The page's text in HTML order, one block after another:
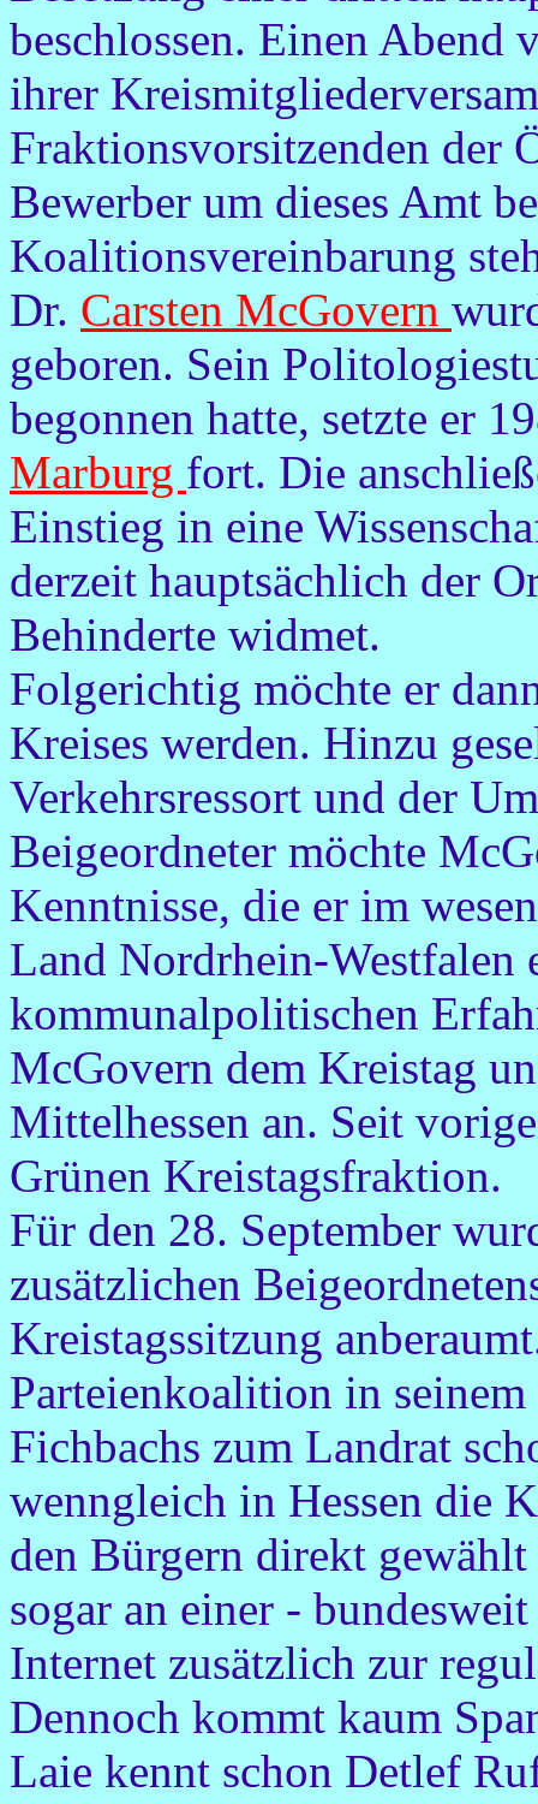
beschlossen. Einen Abend
ihrer
Fraktionsvorsitzenden der
Bewerber um dieses Amt
Koalitionsvereinbarung
Dr. Carsten McGovern
geboren. Sein
begonnen hatte, setzte er
Marburg fort. Die
Einstieg in eine
derzeit hauptsächlich der
Behinderte widmet.
Folgerichtig möchte er
Kreises werden. Hinzu
Verkehrsressort und der
Beigeordneter möchte
Kenntnisse, die er im
Land Nordrhein-Westfalen
kommunalpolitischen
McGovern dem Kreistag
Mittelhessen an. Seit
Grünen Kreistagsfraktion.
Für den 28. September
zusätzlichen
Kreistagssitzung
Parteienkoalition in
Fichbachs zum Landrat
wenngleich in Hessen die
den Bürgern direkt
sogar an einer -
Internet zusätzlich zur
Dennoch kommt kaum
Laie kennt schon Detlef